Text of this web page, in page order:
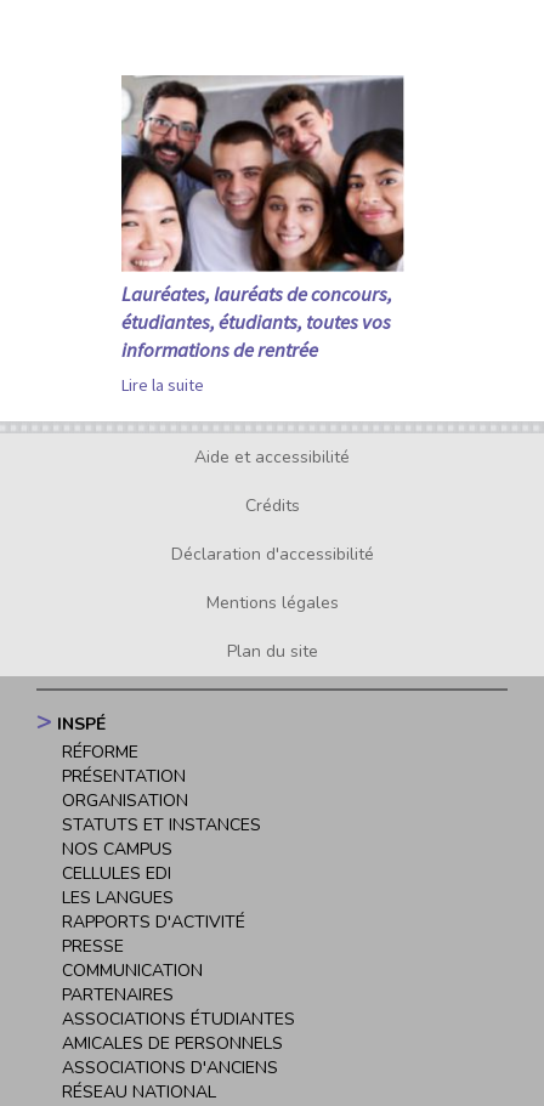
Lauréates, lauréats de concours,
étudiantes, étudiants, toutes vos
informations de rentrée
Lire la suite
Aide et accessibilité
Crédits
Déclaration d'accessibilité
Mentions légales
Plan du site
Navigation
principale
INSPÉ
RÉFORME
PRÉSENTATION
ORGANISATION
STATUTS ET INSTANCES
NOS CAMPUS
CELLULES EDI
LES LANGUES
RAPPORTS D'ACTIVITÉ
PRESSE
COMMUNICATION
PARTENAIRES
ASSOCIATIONS ÉTUDIANTES
AMICALES DE PERSONNELS
ASSOCIATIONS D'ANCIENS
RÉSEAU NATIONAL